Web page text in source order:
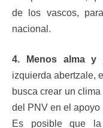
de los vascos,
nacional.
4. Menos alma y
izquierda abertzale,
busca crear un
del PNV en el
Es posible que